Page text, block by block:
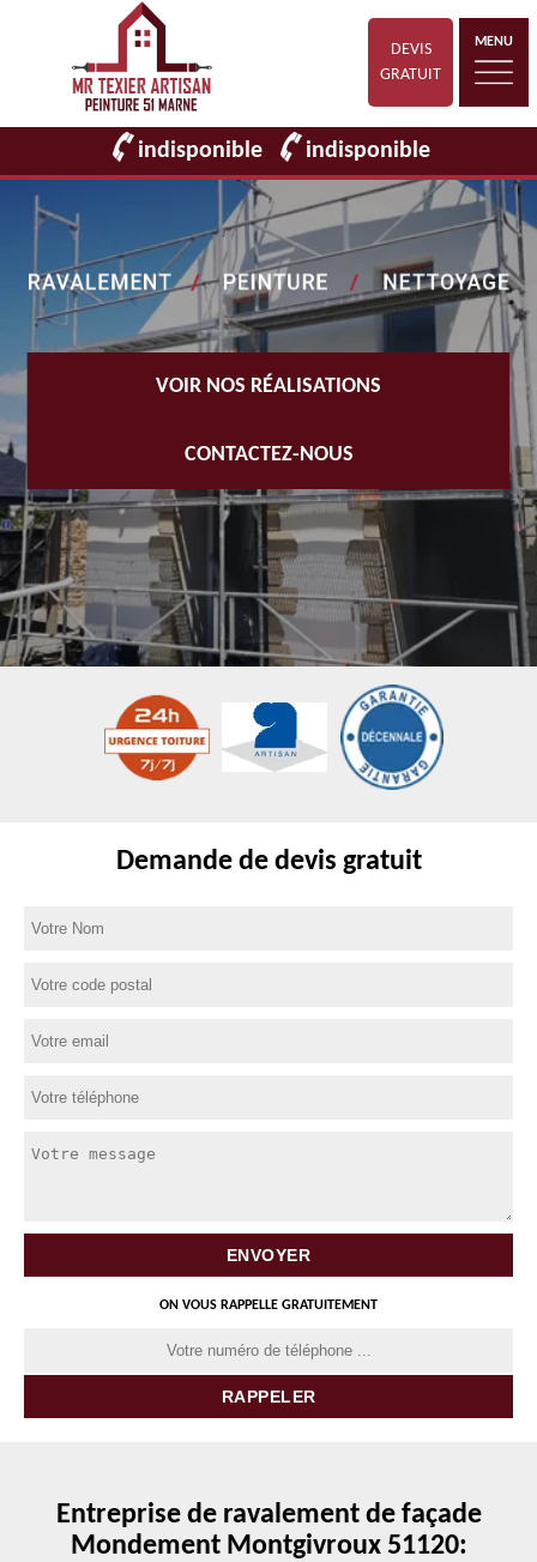
DEVIS
GRATUIT
MENU
indisponible indisponible
VOIR NOS RÉALISATIONS
CONTACTEZ-NOUS
Demande de devis gratuit
ON VOUS RAPPELLE GRATUITEMENT
Entreprise de ravalement de façade
Mondement Montgivroux 51120: